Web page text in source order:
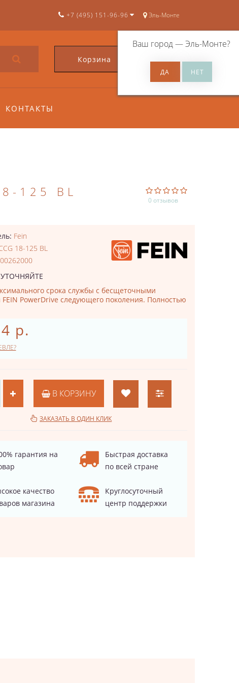
Эль-Монте
Ваш город —Эль-Монте?
+7 (495) 151-96-96
Корзина 0
КОНТАКТЫ
125 BL
0 отзывов
Fein
18-125 BL
срока службы с бесщеточными
FEIN PowerDrive следующего поколения. Полностью
р.
В КОРЗИНУ
ЗАКАЗАТЬ В ОДИН КЛИК
гарантия на
Быстрая доставка
по всей стране
качество
магазина
Круглосуточный
центр поддержки